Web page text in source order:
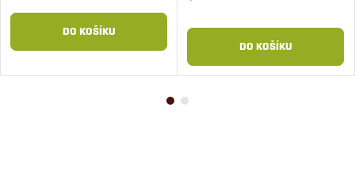
DO KOŠÍKU
DO KOŠÍKU